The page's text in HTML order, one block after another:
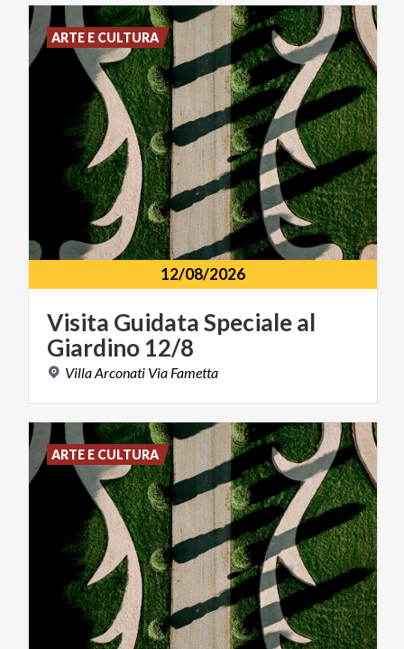
12/08/2026
Visita GuidataSpecialeal
Giardino 12/8
VillaArconati Via Fametta
ARTE E CULTURA
ARTE E CULTURA